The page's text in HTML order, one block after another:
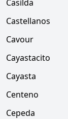
Casilda
Castellanos
Cavour
Cayastacito
Cayasta
Centeno
Cepeda